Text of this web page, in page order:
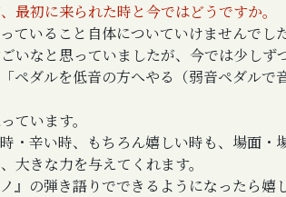
最初に来られた時と今ではどうですか。
ていること自体についていけませんでした
いなと思っていましたが、今では少しず
ペダルを低音の方へやる（弱音ペダル
ています。
・辛い時、もちろん嬉しい時も、場面・
大きな力を与えてくれます。
』の弾き語りでできるようになったら嬉し